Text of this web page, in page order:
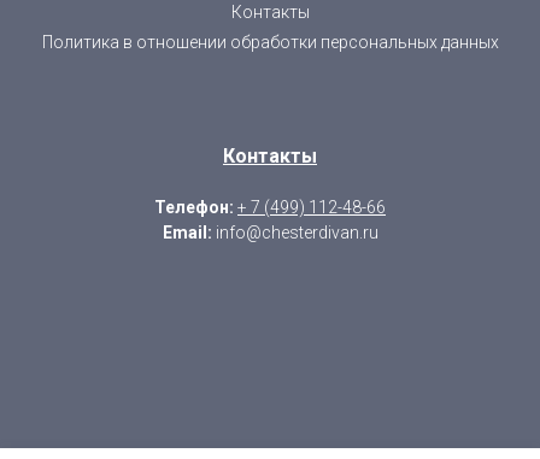
Контакты
Политика в отношении обработки персональных данных
Контакты
Телефон: + 7 (499) 112-48-66
Email: info@chesterdivan.ru